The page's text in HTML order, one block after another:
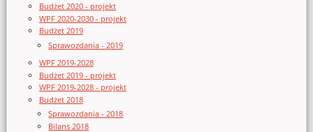
Budżet 2020 - projekt
WPF 2020-2030 - projekt
Budżet 2019
Sprawozdania - 2019
WPF 2019-2028
Budżet 2019 - projekt
WPF 2019-2028 - projekt
Budżet 2018
Sprawozdania - 2018
Bilans 2018